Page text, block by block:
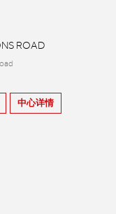
ROAD
中心详情